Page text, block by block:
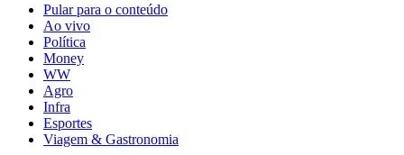
Pular para o conteúdo
Ao vivo
Política
Money
WW
Agro
Infra
Esportes
Viagem & Gastronomia